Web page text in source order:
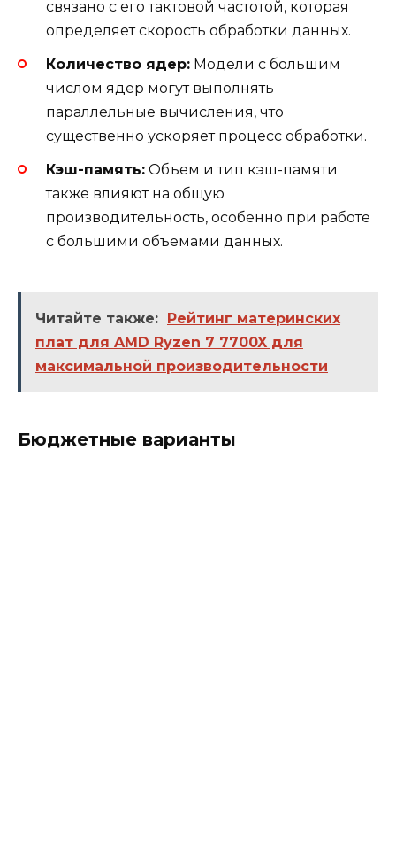
связано с его тактовой частотой, которая
определяет скорость обработки данных.
Количество ядер: Модели с большим
числом ядер могут выполнять
параллельные вычисления, что
существенно ускоряет процесс обработки.
Кэш-память: Объем и тип кэш-памяти
также влияют на общую
производительность, особенно при работе
с большими объемами данных.
Читайте также: Рейтинг материнских
плат для AMD Ryzen 7 7700X для
максимальной производительности
Бюджетные варианты